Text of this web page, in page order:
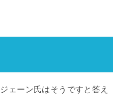
ェーン氏はそうですと答え